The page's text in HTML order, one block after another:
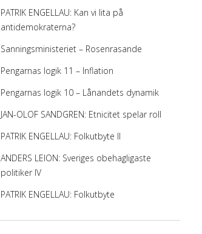
PATRIK ENGELLAU: Kan vi lita på
antidemokraterna?
Sanningsministeriet – Rosenrasande
Pengarnas logik 11 – Inflation
Pengarnas logik 10 – Lånandets dynamik
JAN-OLOF SANDGREN: Etnicitet spelar roll
PATRIK ENGELLAU: Folkutbyte II
ANDERS LEION: Sveriges obehagligaste
politiker IV
PATRIK ENGELLAU: Folkutbyte